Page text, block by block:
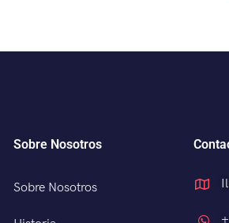
Sobre Nosotros
Sobre Nosotros